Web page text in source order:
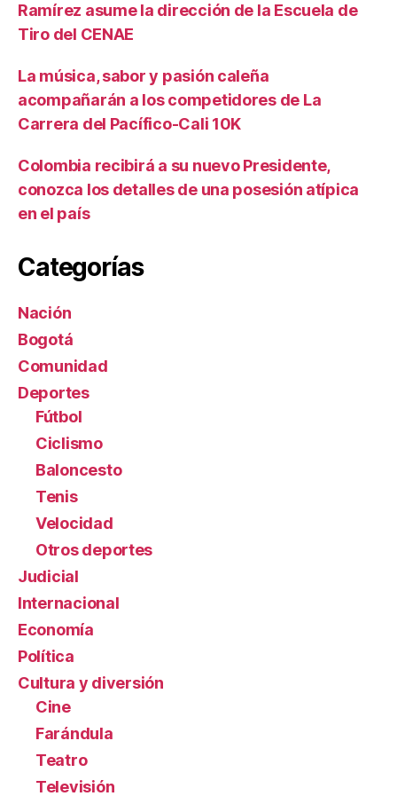
Ramírez asume la dirección de la Escuela de
Tiro del CENAE
La música, sabor y pasión caleña
acompañarán a los competidores de La
Carrera del Pacífico-Cali 10K
Colombia recibirá a su nuevo Presidente,
conozca los detalles de una posesión atípica
en el país
Categorías
Nación
Bogotá
Comunidad
Deportes
Fútbol
Ciclismo
Baloncesto
Tenis
Velocidad
Otros deportes
Judicial
Internacional
Economía
Política
Cultura y diversión
Cine
Farándula
Teatro
Televisión